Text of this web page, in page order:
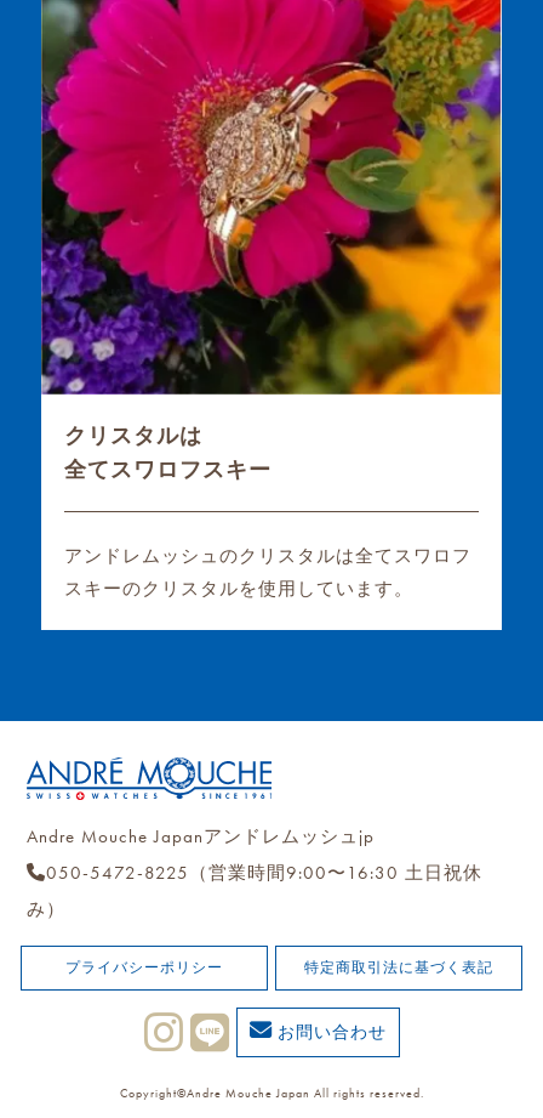
クリスタルは
全てスワロフスキー
アンドレムッシュのクリスタルは全てスワロフ
スキーのクリスタルを使用しています。
Andre Mouche Japanアンドレムッシュjp
050-5472-8225（営業時間9:00〜16:30 土日祝休
み）
プライバシーポリシー 特定商取引法に基づく表記
お問い合わせ
Copyright©Andre Mouche Japan All rights reserved.